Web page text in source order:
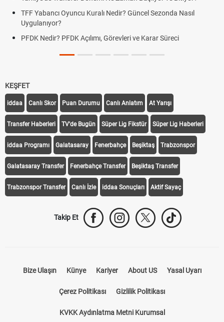
TFF Yabancı Oyuncu Kuralı Nedir? Güncel Sezonda Nasıl
Uygulanıyor?
PFDK Nedir? PFDK Açılımı, Görevleri ve Karar Süreci
KEŞFET
iddaa Canlı Skor Puan Durumu Canlı Anlatım At Yarışı
Transfer Haberleri TV'de Bugün Süper Lig Fikstür Süper Lig Haberleri
iddaa Programı Galatasaray Fenerbahçe Beşiktaş Trabzonspor
Galatasaray Transfer Fenerbahçe Transfer Beşiktaş Transfer
Trabzonspor Transfer Canlı İzle iddaa Sonuçları Aktif Sayaç
Takip Et
Bize Ulaşın Künye Kariyer About US Yasal Uyarı
Çerez Politikası Gizlilik Politikası
KVKK Aydınlatma Metni Kurumsal